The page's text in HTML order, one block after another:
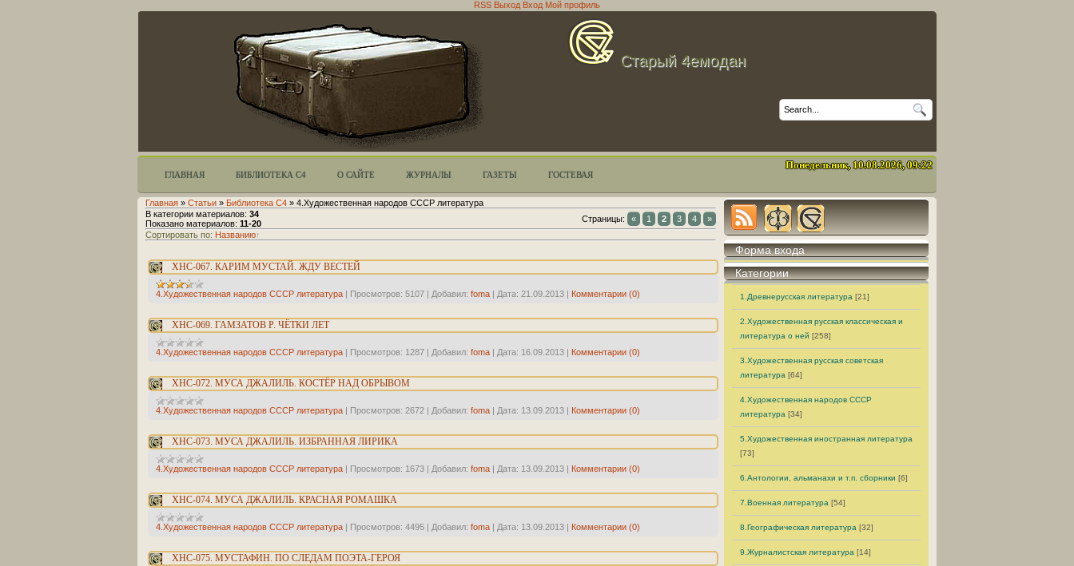
RSS Выход Вход Мой профиль
Cтарый 4емодан
Понедельник, 10.08.2026, 09:22
ГЛАВНАЯ БИБЛИОТЕКА С4 О САЙТЕ ЖУРНАЛЫ ГАЗЕТЫ ГОСТЕВАЯ
Главная » Статьи » Библиотека C4 » 4.Художественная народов СССР литература
В категории материалов: 34
Показано материалов: 11-20 Страницы: « 1 2 3 4
»
Сортировать по: Названию
ХНС-067. КАРИМ МУСТАЙ. ЖДУ ВЕСТЕЙ
4.Художественная народов СССР литература | Просмотров: 5107 | Добавил: foma | Дата: 21.09.2013 | Комментарии (0)
ХНС-069. ГАМЗАТОВ Р. ЧЁТКИ ЛЕТ
4.Художественная народов СССР литература | Просмотров: 1287 | Добавил: foma | Дата: 16.09.2013 | Комментарии (0)
ХНС-072. МУСА ДЖАЛИЛЬ. КОСТЁР НАД ОБРЫВОМ
4.Художественная народов СССР литература | Просмотров: 2672 | Добавил: foma | Дата: 13.09.2013 | Комментарии (0)
ХНС-073. МУСА ДЖАЛИЛЬ. ИЗБРАННАЯ ЛИРИКА
4.Художественная народов СССР литература | Просмотров: 1673 | Добавил: foma | Дата: 13.09.2013 | Комментарии (0)
ХНС-074. МУСА ДЖАЛИЛЬ. КРАСНАЯ РОМАШКА
4.Художественная народов СССР литература | Просмотров: 4495 | Добавил: foma | Дата: 13.09.2013 | Комментарии (0)
ХНС-075. МУСТАФИН. ПО СЛЕДАМ ПОЭТА-ГЕРОЯ
Форма входа
Категории
1.Древнерусская литература [21]
2.Художественная русская классическая и
литература о ней [258]
3.Художественная русская советская
литература [64]
4.Художественная народов СССР
литература [34]
5.Художественная иностранная литература
[73]
6.Антологии, альманахи и т.п. сборники [6]
7.Военная литература [54]
8.Географическая литература [32]
9.Журналистская литература [14]